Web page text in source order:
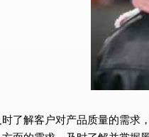
了解客户对产品质量的需